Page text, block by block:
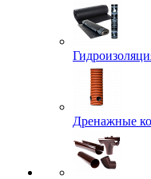
Дренажные